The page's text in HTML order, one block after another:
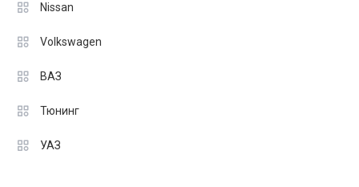
Nissan
Volkswagen
ВАЗ
Тюнинг
УАЗ